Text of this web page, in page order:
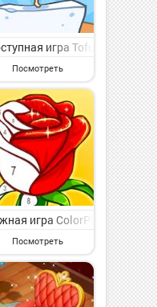
Grabber на Андроид -
игра Tofu Girl на
Посмотреть
на Андроид -
игра ColorPlanet на
Посмотреть